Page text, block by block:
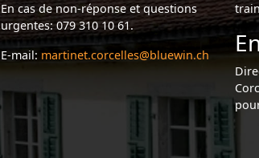
En cas de non-réponse et questions
urgentes: 079 310 10 61.
E-mail: martinet.corcelles@bluewin.ch